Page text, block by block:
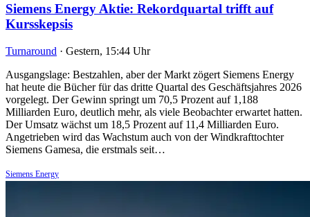
Siemens Energy Aktie: Rekordquartal trifft auf
Kursskepsis
Turnaround · Gestern, 15:44 Uhr
Ausgangslage: Bestzahlen, aber der Markt zögert Siemens Energy
hat heute die Bücher für das dritte Quartal des Geschäftsjahres 2026
vorgelegt. Der Gewinn springt um 70,5 Prozent auf 1,188
Milliarden Euro, deutlich mehr, als viele Beobachter erwartet hatten.
Der Umsatz wächst um 18,5 Prozent auf 11,4 Milliarden Euro.
Angetrieben wird das Wachstum auch von der Windkrafttochter
Siemens Gamesa, die erstmals seit…
Siemens Energy